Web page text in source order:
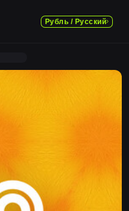
Рубль / Русский